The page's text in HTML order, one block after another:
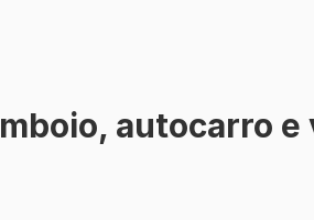
autocarro e